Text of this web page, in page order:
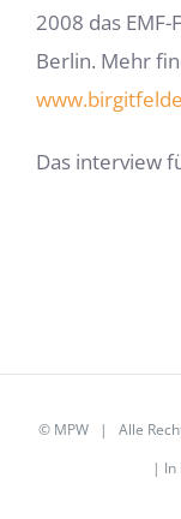
2008 das
Berlin. Mehr
Das interview
© MPW| Alle
| In